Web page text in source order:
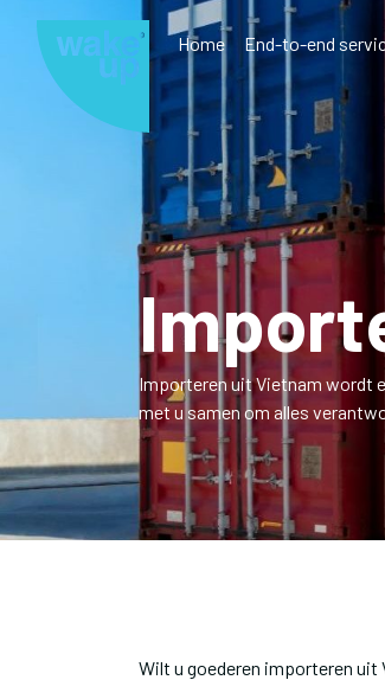
Home End-to-end
Importeren uit Vietnam wordt
met u samen om alles
Wilt u goederen importeren uit